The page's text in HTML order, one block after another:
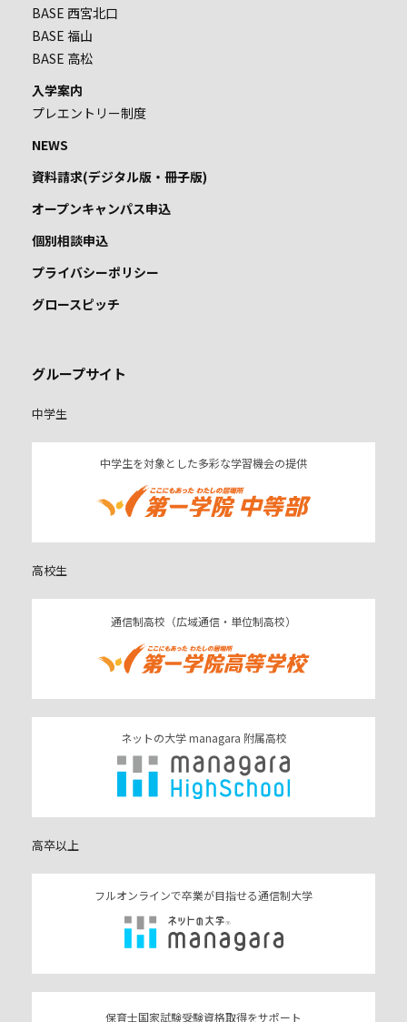
BASE 西宮北口
BASE 福山
BASE 高松
入学案内
プレエントリー制度
NEWS
資料請求(デジタル版・冊子版)
オープンキャンパス申込
個別相談申込
プライバシーポリシー
グロースピッチ
グループサイト
中学生
中学生を対象とした多彩な学習機会の提供
高校生
通信制高校（広域通信・単位制高校）
ネットの大学 managara 附属高校
高卒以上
フルオンラインで卒業が目指せる通信制大学
保育士国家試験受験資格取得をサポート